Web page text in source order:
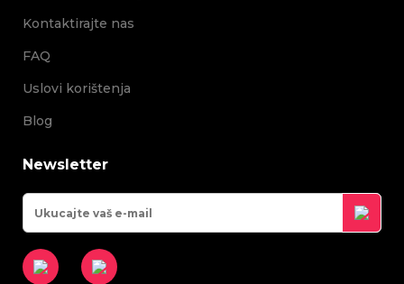
Kontaktirajte nas
FAQ
Uslovi korištenja
Blog
Newsletter